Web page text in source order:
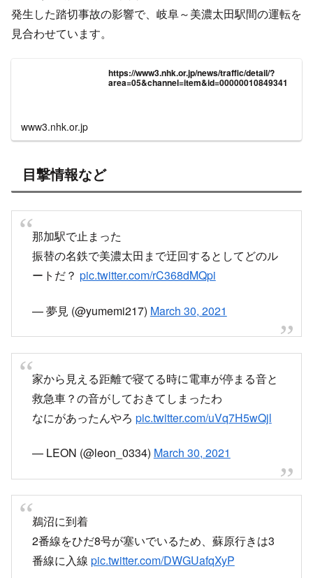
13時14分頃 高山本線 那加駅〜蘇原駅間で踏切事故発生
目撃情報など
で踏切事故発生
現在警察による現場検証。
衝突相手の車は逃走、ひだ11号は先頭車キロ85-1
の右側面最前部ガラスが破損してます。
pic.twitter.com/tmRL3Ko3Ni
— マタカリプ (@akireruhodomass)March 30,
2021
高山線衝突事故(自動車)
那加〜蘇原間
当該キハ85pic.twitter.com/CPZFwHnjSY
— 早っち (@Kei17011380) March 30, 2021
昼からは高山本線の撮影と意気込んでたらキロ
85-1事故ってた pic.twitter.com/OIHeLweqVn
— クロガネ (@kinokuni85)March 30, 2021